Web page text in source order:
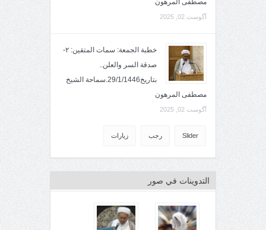
مصطفى المرهون
آگوست 02, 2025
خطبة الجمعة: سمات المتقين: ٢-
صدقة السر والعلن..
بتاريخ29/1/1446.سماحة الشيخ
مصطفى المرهون
آگوست 02, 2025
Slider رجب زيارات
التدوينات في صور